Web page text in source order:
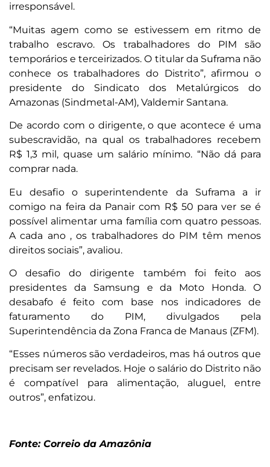
irresponsável.
“Muitas agem como se estivessem em ritmo de
trabalho escravo. Os trabalhadores do PIM são
temporários e terceirizados. O titular da Suframa não
conhece os trabalhadores do Distrito”, afirmou o
presidente do Sindicato dos Metalúrgicos do
Amazonas (Sindmetal-AM), Valdemir Santana.
De acordo com o dirigente, o que acontece é uma
subescravidão, na qual os trabalhadores recebem
R$ 1,3 mil, quase um salário mínimo. “Não dá para
comprar nada.
Eu desafio o superintendente da Suframa a ir
comigo na feira da Panair com R$ 50 para ver se é
possível alimentar uma família com quatro pessoas.
A cada ano , os trabalhadores do PIM têm menos
direitos sociais”, avaliou.
O desafio do dirigente também foi feito aos
presidentes da Samsung e da Moto Honda. O
desabafo é feito com base nos indicadores de
faturamento do PIM, divulgados pela
Superintendência da Zona Franca de Manaus (ZFM).
“Esses números são verdadeiros, mas há outros que
precisam ser revelados. Hoje o salário do Distrito não
é compatível para alimentação, aluguel, entre
outros”, enfatizou.
Fonte: Correio da Amazônia